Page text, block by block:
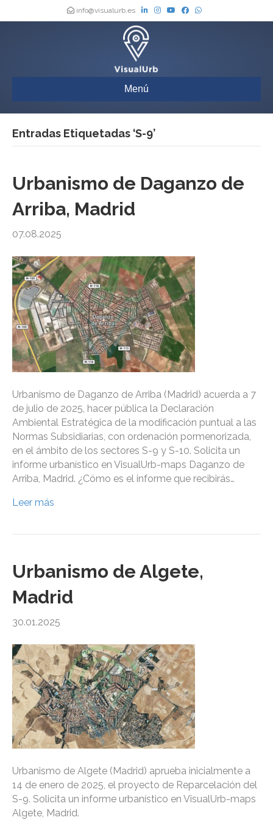
info@visualurb.es
Menú
Entradas Etiquetadas ‘S-9’
Urbanismo de Daganzo de
Arriba, Madrid
07.08.2025
Urbanismo de Daganzo de Arriba (Madrid) acuerda a 7
de julio de 2025, hacer pública la Declaración
Ambiental Estratégica de la modificación puntual a las
Normas Subsidiarias, con ordenación pormenorizada,
en el ámbito de los sectores S-9 y S-10. Solicita un
informe urbanístico en VisualUrb-maps Daganzo de
Arriba, Madrid. ¿Cómo es el informe que recibirás…
Leer más
Urbanismo de Algete,
Madrid
30.01.2025
Urbanismo de Algete (Madrid) aprueba inicialmente a
14 de enero de 2025, el proyecto de Reparcelación del
S-9. Solicita un informe urbanístico en VisualUrb-maps
Algete, Madrid.